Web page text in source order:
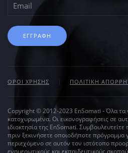
ΕΓΓΡΑΦΗ
ΟΡΟΙ ΧΡΗΣΗΣ ΠΟΛΙΤΙΚΗ
Copyright © 2012-2023 EnSomati - Όλα τα
κατοχυρωμένα. Οι εικονογραφήσεις σε
ιδιοκτησία της EnSomati.
πριν ξεκινήσετε οποιοδήποτε πρόγραμμα
περιεχόμενο σε αυτόν τον ιστότοπο